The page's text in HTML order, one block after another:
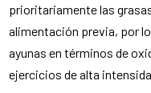
prioritariamente las
alimentación previa, por
ayunas en términos de
ejercicios de alta